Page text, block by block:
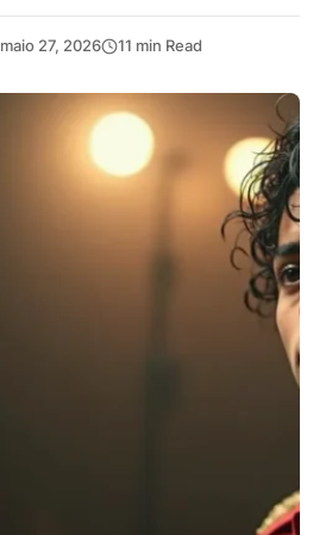
maio 27, 2026 11 min Read